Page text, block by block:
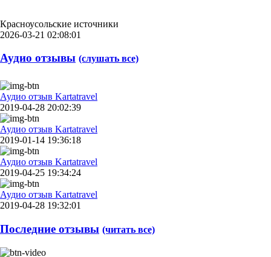
Красноусольские источники
2026-03-21 02:08:01
Аудио отзывы (слушать все)
Аудио отзыв Kartatravel
2019-04-28 20:02:39
Аудио отзыв Kartatravel
2019-01-14 19:36:18
Аудио отзыв Kartatravel
2019-04-25 19:34:24
Аудио отзыв Kartatravel
2019-04-28 19:32:01
Последние отзывы (читать все)